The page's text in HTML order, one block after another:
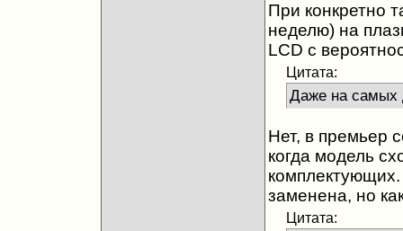
При конкретно
неделю) на
LCD c
Цитата:
Даже на самых
Нет, в премьер
когда модель
заменена, но
Цитата: